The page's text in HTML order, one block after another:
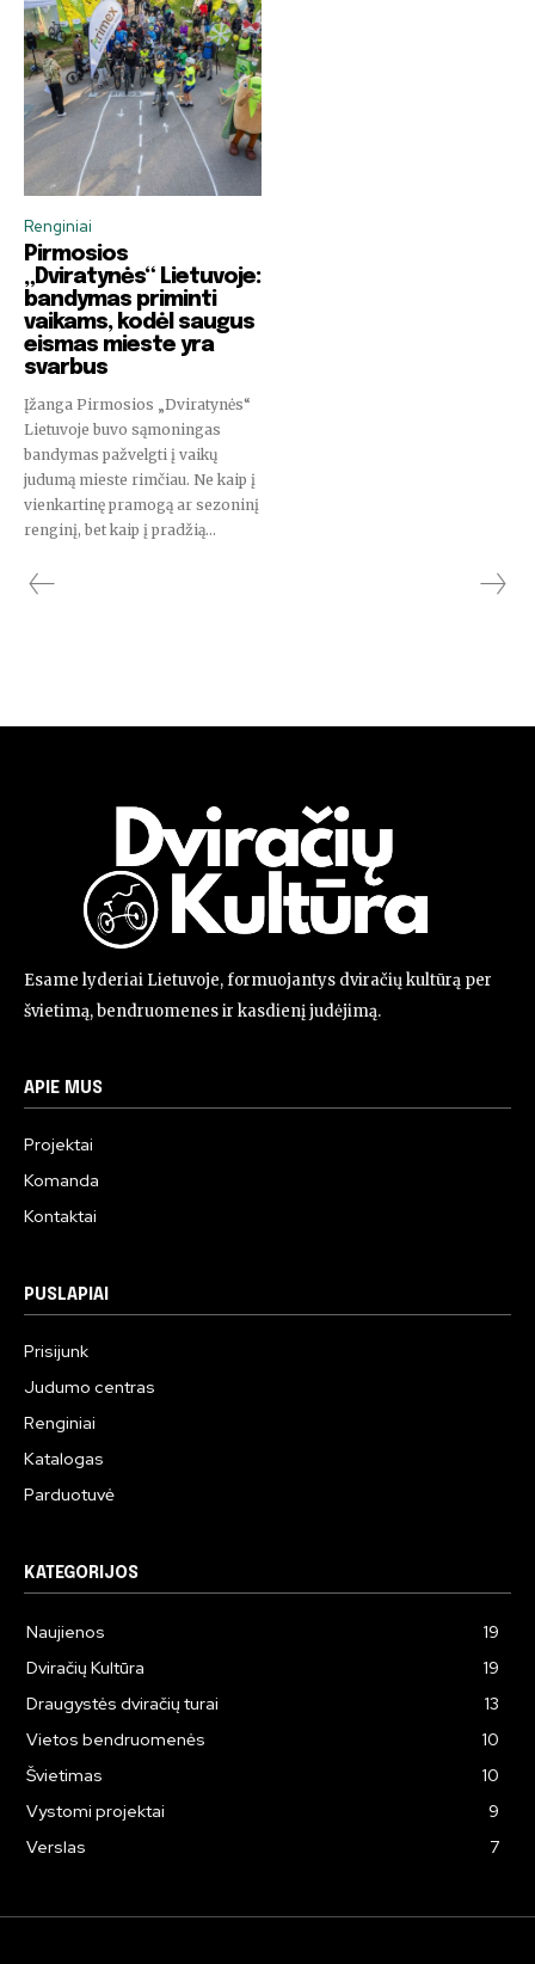
Renginiai
Pirmosios
„Dviratynės“ Lietuvoje:
bandymas priminti
vaikams, kodėl saugus
eismas mieste yra
svarbus
Įžanga Pirmosios „Dviratynės“
Lietuvoje buvo sąmoningas
bandymas pažvelgti į vaikų
judumą mieste rimčiau. Ne kaip į
vienkartinę pramogą ar sezoninį
renginį, bet kaip į pradžią...
Esame lyderiai Lietuvoje, formuojantys dviračių kultūrą per
švietimą, bendruomenes ir kasdienį judėjimą.
APIE MUS
Projektai
Komanda
Kontaktai
PUSLAPIAI
Prisijunk
Judumo centras
Renginiai
Katalogas
Parduotuvė
KATEGORIJOS
Naujienos
19
Dviračių Kultūra
19
Draugystės dviračių turai
13
Vietos bendruomenės
10
Švietimas
10
Vystomi projektai
9
Verslas
7